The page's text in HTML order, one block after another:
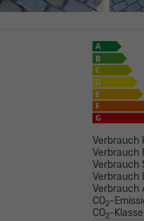
Verbrauch
Verbrauch
Verbrauch
Verbrauch
Verbrauch
CO2-
CO2-